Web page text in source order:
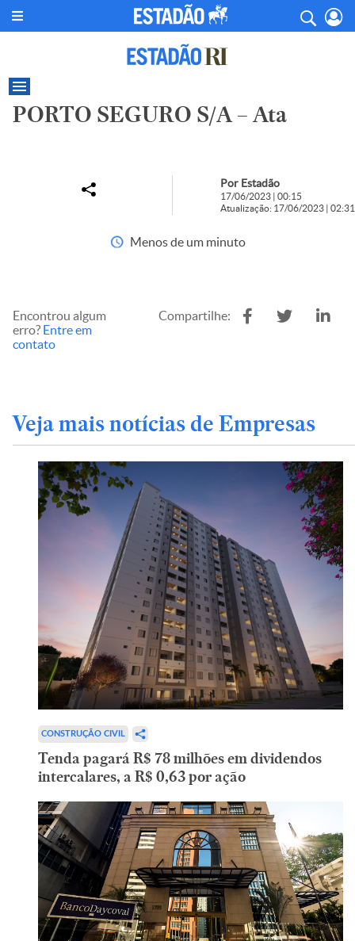
PORTO SEGURO S/A – Ata
Por Estadão
17/06/2023 | 00:15
Atualização: 17/06/2023 | 02:31
Menos de um minuto
Encontrou algum
erro? Entre em
contato
Compartilhe:
Veja mais notícias de Empresas
CONSTRUÇÃO CIVIL
Tenda pagará R$ 78 milhões em dividendos
intercalares, a R$ 0,63 por ação